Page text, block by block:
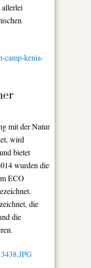
mit der Natur
wird
bietet
wurden die
ECO
die
die